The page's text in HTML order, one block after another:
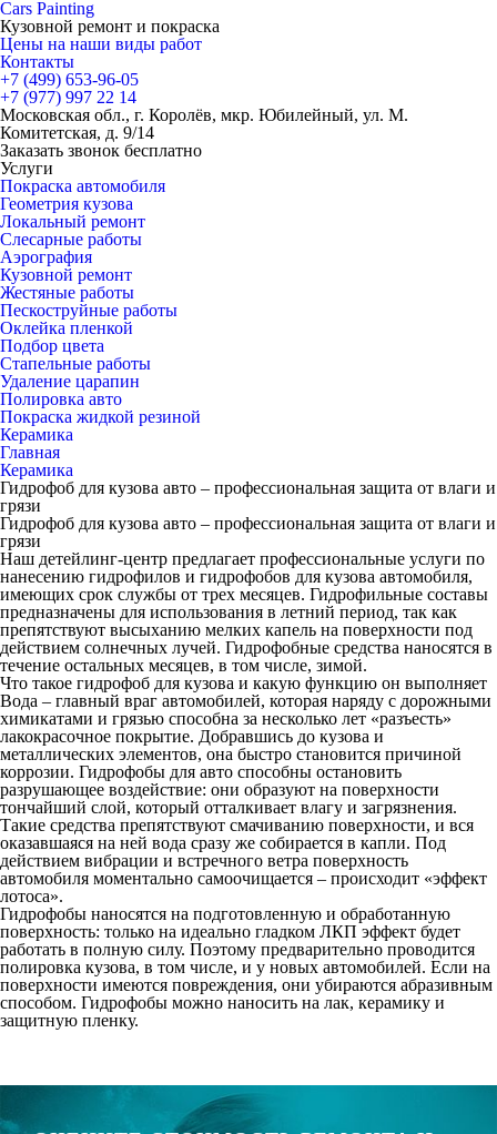
Cars Painting
Кузовной ремонт и покраска
Цены на наши виды работ
Контакты
+7 (499) 653-96-05
+7 (977) 997 22 14
Московская обл., г. Королёв, мкр. Юбилейный, ул. М.
Комитетская, д. 9/14
Заказать звонок бесплатно
Услуги
Покраска автомобиля
Геометрия кузова
Локальный ремонт
Слесарные работы
Аэрография
Кузовной ремонт
Жестяные работы
Пескоструйные работы
Оклейка пленкой
Подбор цвета
Стапельные работы
Удаление царапин
Полировка авто
Покраска жидкой резиной
Керамика
Главная
Керамика
Гидрофоб для кузова авто – профессиональная защита от влаги и
грязи
Гидрофоб для кузова авто – профессиональная защита от влаги и
грязи
Наш детейлинг-центр предлагает профессиональные услуги по
нанесению гидрофилов и гидрофобов для кузова автомобиля,
имеющих срок службы от трех месяцев. Гидрофильные составы
предназначены для использования в летний период, так как
препятствуют высыханию мелких капель на поверхности под
действием солнечных лучей. Гидрофобные средства наносятся в
течение остальных месяцев, в том числе, зимой.
Что такое гидрофоб для кузова и какую функцию он выполняет
Вода – главный враг автомобилей, которая наряду с дорожными
химикатами и грязью способна за несколько лет «разъесть»
лакокрасочное покрытие. Добравшись до кузова и
металлических элементов, она быстро становится причиной
коррозии. Гидрофобы для авто способны остановить
разрушающее воздействие: они образуют на поверхности
тончайший слой, который отталкивает влагу и загрязнения.
Такие средства препятствуют смачиванию поверхности, и вся
оказавшаяся на ней вода сразу же собирается в капли. Под
действием вибрации и встречного ветра поверхность
автомобиля моментально самоочищается – происходит «эффект
лотоса».
Гидрофобы наносятся на подготовленную и обработанную
поверхность: только на идеально гладком ЛКП эффект будет
работать в полную силу. Поэтому предварительно проводится
полировка кузова, в том числе, и у новых автомобилей. Если на
поверхности имеются повреждения, они убираются абразивным
способом. Гидрофобы можно наносить на лак, керамику и
защитную пленку.